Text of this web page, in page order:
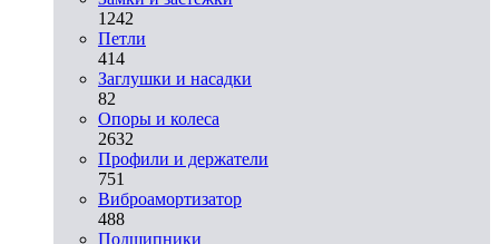
1242
Петли
414
Заглушки и насадки
82
Опоры и колеса
2632
Профили и держатели
751
Виброамортизатор
488
Подшипники